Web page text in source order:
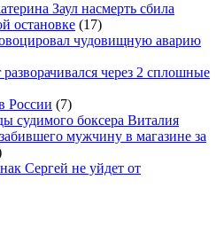
Заул насмерть сбила
остановке (17)
чудовищную аварию
через 2 сплошные
России (7)
судимого боксера Виталия
мужчину в магазине за
Сергей не уйдет от